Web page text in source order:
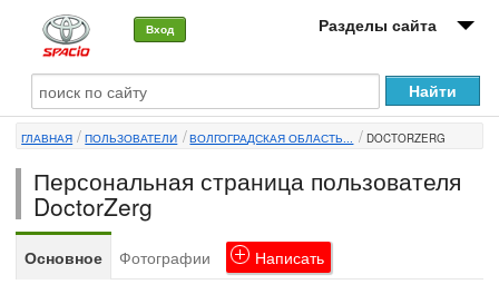
Вход Разделы сайта
О машине
Автоклуб
Форумы
Сервисы и услуги
ГЛАВНАЯ ПОЛЬЗОВАТЕЛИ ВОЛГОГРАДСКАЯ ОБЛАСТЬ... DOCTORZERG
Персональная страница пользователя
DoctorZerg
Основное Фотографии Написать